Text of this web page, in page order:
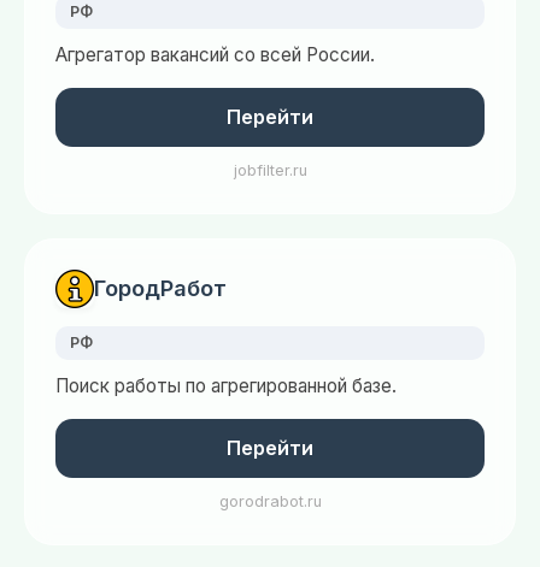
РФ
Агрегатор вакансий со всей России.
Перейти
jobfilter.ru
ГородРабот
РФ
Поиск работы по агрегированной базе.
Перейти
gorodrabot.ru